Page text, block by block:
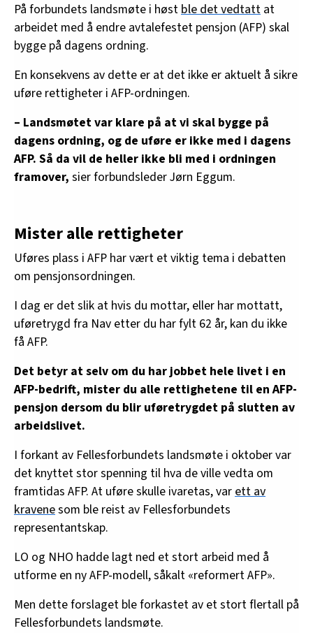
På forbundets landsmøte i høstble det vedtatt at
arbeidet med å endre avtalefestet pensjon (AFP) skal
bygge på dagens ordning.
En konsekvens av dette er at det ikke er aktuelt å sikre
uføre rettigheter i AFP-ordningen.
– Landsmøtet var klare på at vi skal bygge på
dagens ordning, og de uføre er ikke med i dagens
AFP. Så da vil de heller ikke bli med i ordningen
framover, sier forbundsleder Jørn Eggum.
Mister alle rettigheter
Uføres plass i AFP har vært et viktig tema i debatten
om pensjonsordningen.
I dag er det slik at hvis du mottar, eller har mottatt,
uføretrygd fra Nav etter du har fylt 62 år, kan du ikke
få AFP.
Det betyr at selv om du har jobbet hele livet i en
AFP-bedrift, mister du alle rettighetene til en AFP-
pensjon dersom du blir uføretrygdet på slutten av
arbeidslivet.
I forkant av Fellesforbundets landsmøte i oktober var
det knyttet stor spenning til hva de ville vedta om
framtidas AFP. At uføre skulle ivaretas, varett av
kravenesom ble reist av Fellesforbundets
representantskap.
LO og NHO hadde lagt ned et stort arbeid med å
utforme en ny AFP-modell, såkalt «reformert AFP».
Men dette forslaget ble forkastet av et stort flertall på
Fellesforbundets landsmøte.